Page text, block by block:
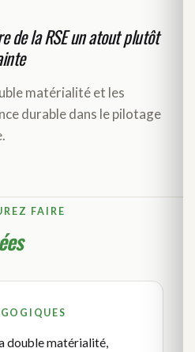
de la RSE un atout plutôt
matérialité et les
durable dans le pilotage
FAIRE
double matérialité,